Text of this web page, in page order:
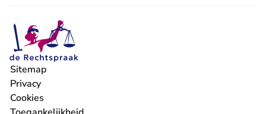
Sitemap
Privacy
Cookies